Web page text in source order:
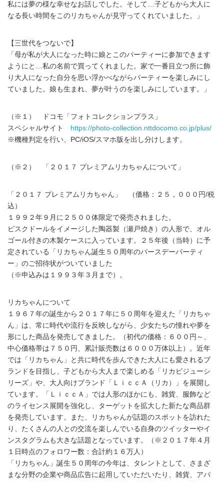
私には夢の様な幸せなお話しでした。そして…子どもから大人に
なる長い時間をこのリカちゃんが見守ってくれていました。」
【三世代をつないで】
「母が私が大人になった時に娘とこのパーティーに参加できます
ようにと…私の名前で買ってくれました。家で一番目立つ所に飾
り大人になった自分を思い浮かべながらパーティーを楽しみにし
ていました。娘も生まれ、夢が叶うのを楽しみにしています。」
（※１） ドコモ「フォトコレクションプラス」
スペシャルサイト
https://photo-collection.nttdocomo.co.jp/plus/
※機種判定を行い、PC/iOS/スマホ版を出し分けします。
（※２） 「２０１７ プレミアムリカちゃんについて」
「２０１７ プレミアムリカちゃん」 （価格：２５，０００円/税
込）
１９９２年９月に２５００体限定で発売されました。
ビスクドールをイメージした陶器製（瀬戸焼き）の人形で、オル
ゴール付きの木製ケースに入っています。２５年後（当時）に予
定されている「リカちゃん誕生５０周年のバースデーパーティ
ー」のご招待状がついていました
（※申込みは１９９３年３月まで）。
リカちゃんについて
１９６７年の誕生から２０１７年に５０周年を迎えた「リカちゃ
ん」は、常に時代や流行を反映しながら、少女たちの憧れや夢を
形にした商品を発売してきました。（初代の価格：６００円～、
中心価格帯は７５０円、累計販売数は６０００万体以上）。近年
では「リカちゃん」と共に時代を歩んできた大人にも愛されるブ
ランドを目指し、子どもから大人まで楽しめる「リカビジューシ
リーズ」や、大人向けブランド「ＬｉｃｃＡ（リカ）」を展開し
ています。「ＬｉｃｃＡ」では人形のほかにも、雑貨、服飾など
のライセンス展開を強化し、ターゲットを拡大した新たな商品群
を発売しています。また、リカちゃんが話題のスポットを訪れた
り、たくさんの人との交流を楽しんでいる自身のツイッターやイ
ンスタグラムも大きな話題となっています。（※２０１７年４月
１日時点のフォロワー数：合計約１６万人）
「リカちゃん」誕生５０周年の今年は、タレントとして、さまざ
まな分野の企業や商品広告に起用していただいたり、雑貨、アパ